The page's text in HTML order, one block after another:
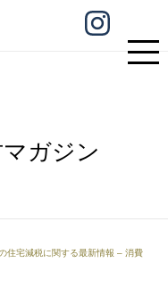
ガジン
住宅減税に関する最新情報 – 消費